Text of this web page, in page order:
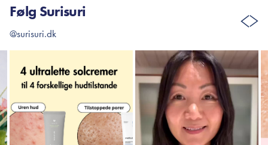
Følg Surisuri
@surisuri.dk